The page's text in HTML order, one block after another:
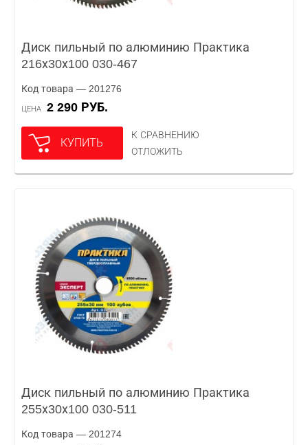
Диск пильный по алюминию Практика
216х30х100 030-467
Код товара — 201276
ЦЕНА 2 290 РУБ.
КУПИТЬ
К СРАВНЕНИЮ
ОТЛОЖИТЬ
Диск пильный по алюминию Практика
255х30х100 030-511
Код товара — 201274